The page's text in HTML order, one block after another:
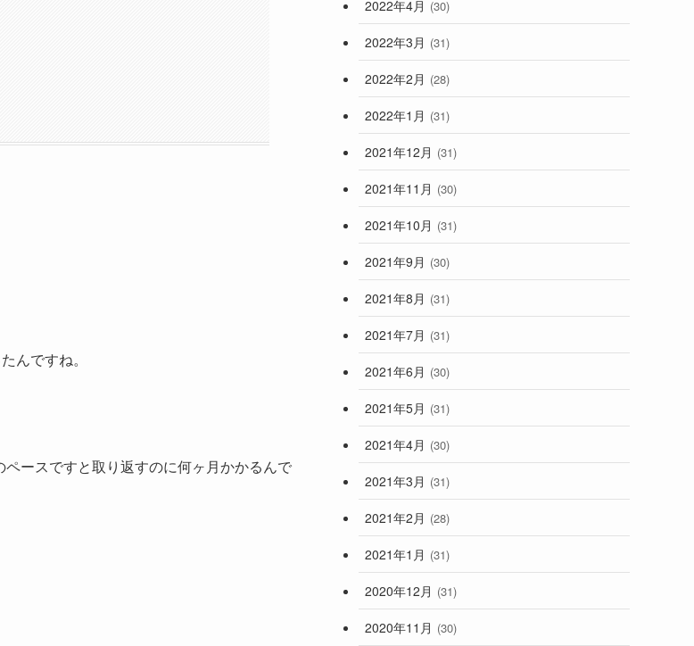
んですね。
ースですと取り返すのに何ヶ月かかるんで
2022年4月 (30)
2022年3月 (31)
2022年2月 (28)
2022年1月 (31)
2021年12月 (31)
2021年11月 (30)
2021年10月 (31)
2021年9月 (30)
2021年8月 (31)
2021年7月 (31)
2021年6月 (30)
2021年5月 (31)
2021年4月 (30)
2021年3月 (31)
2021年2月 (28)
2021年1月 (31)
2020年12月 (31)
2020年11月 (30)